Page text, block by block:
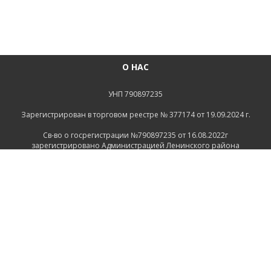
О НАС
УНП 790897235
Зарегистрирован в торговом реестре № 377174 от 19.09.2024 г.
Св-во о госрегистрации №790897235 от 16.08.2022г
зарегистрировано Администрацией Ленинского района